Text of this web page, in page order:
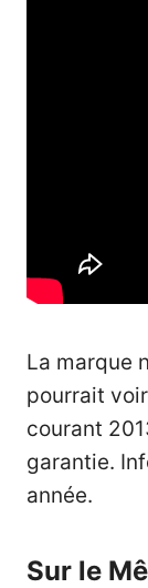
La marque
pourrait
courant
garantie.
année.
Sur le